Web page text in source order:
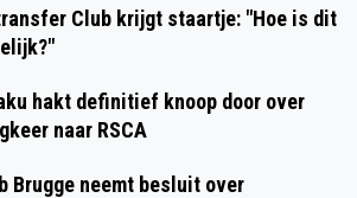
Club krijgt staartje: "Hoe is dit
hakt definitief knoop door over
naar RSCA
Brugge neemt besluit over